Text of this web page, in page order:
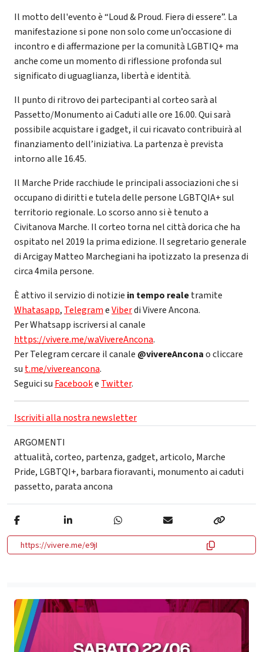
Il motto dell'evento è “Loud & Proud. Fierə di essere”. La
manifestazione si pone non solo come un’occasione di
incontro e di affermazione per la comunità LGBTIQ+ ma
anche come un momento di riflessione profonda sul
significato di uguaglianza, libertà e identità.
Il punto di ritrovo dei partecipanti al corteo sarà al
Passetto/Monumento ai Caduti alle ore 16.00. Qui sarà
possibile acquistare i gadget, il cui ricavato contribuirà al
finanziamento dell’iniziativa. La partenza è prevista
intorno alle 16.45.
Il Marche Pride racchiude le principali associazioni che si
occupano di diritti e tutela delle persone LGBTQIA+ sul
territorio regionale. Lo scorso anno si è tenuto a
Civitanova Marche. Il corteo torna nel città dorica che ha
ospitato nel 2019 la prima edizione. Il segretario generale
di Arcigay Matteo Marchegiani ha ipotizzato la presenza di
circa 4mila persone.
È attivo il servizio di notizie in tempo realetramite
Whatasapp, TelegrameViberdi Vivere Ancona.
Per Whatsapp iscriversi al canale
https://vivere.me/waVivereAncona.
Per Telegram cercare il canale @vivereAnconao cliccare
su t.me/vivereancona.
Seguici su Facebooke Twitter.
Iscriviti alla nostra newsletter
ARGOMENTI
attualità,corteo, partenza,gadget,articolo, Marche
Pride, LGBTQI+, barbara fioravanti, monumento ai caduti
passetto, parata ancona
https://vivere.me/e9jI